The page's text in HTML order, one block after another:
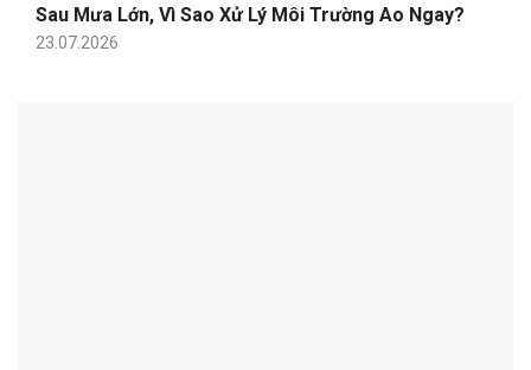
Sau Mưa Lớn, Vì Sao Xử Lý Môi Trường Ao Ngay?
23.07.2026